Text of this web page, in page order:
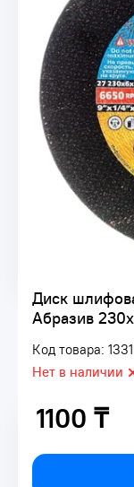
Диск
Абразив
Код товара:
Нет в наличии
1100 ₸
1100 ₸